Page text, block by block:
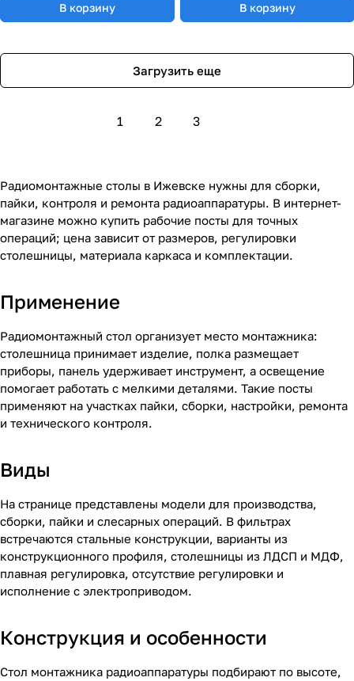
В корзину В корзину
Загрузить еще
1 2 3
Радиомонтажные столы в Ижевске нужны для сборки,
пайки, контроля и ремонта радиоаппаратуры. В интернет-
магазине можно купить рабочие посты для точных
операций; цена зависит от размеров, регулировки
столешницы, материала каркаса и комплектации.
Применение
Радиомонтажный стол организует место монтажника:
столешница принимает изделие, полка размещает
приборы, панель удерживает инструмент, а освещение
помогает работать с мелкими деталями. Такие посты
применяют на участках пайки, сборки, настройки, ремонта
и технического контроля.
Виды
На странице представлены модели для производства,
сборки, пайки и слесарных операций. В фильтрах
встречаются стальные конструкции, варианты из
конструкционного профиля, столешницы из ЛДСП и МДФ,
плавная регулировка, отсутствие регулировки и
исполнение с электроприводом.
Конструкция и особенности
Стол монтажника радиоаппаратуры подбирают по высоте,